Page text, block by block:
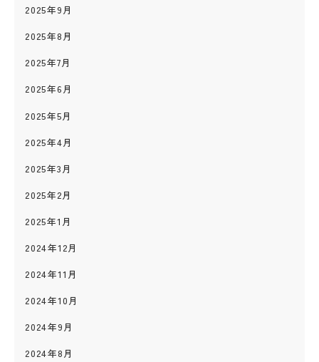
2025年9月
2025年8月
2025年7月
2025年6月
2025年5月
2025年4月
2025年3月
2025年2月
2025年1月
2024年12月
2024年11月
2024年10月
2024年9月
2024年8月